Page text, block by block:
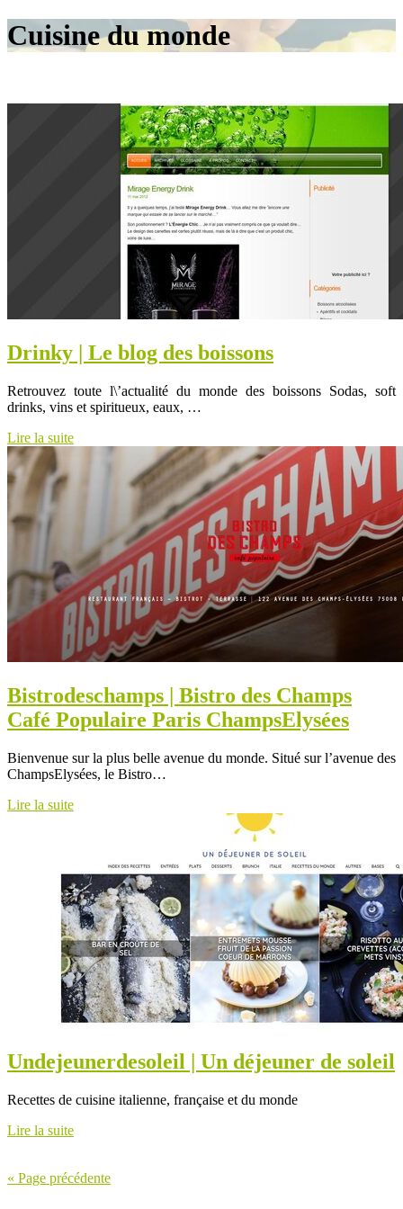
Cuisine du monde
Drinky | Le blog des boissons
Retrouvez toute l\’actualité du monde des boissons Sodas, soft
drinks, vins et spiritueux, eaux, …
Lire la suite
Bistro­deschamps | Bistro des Champs
Café Populaire Paris ChampsElysées
Bienvenue sur la plus belle avenue du monde. Situé sur l’avenue des
ChampsElysées, le Bistro…
Lire la suite
Un­dejeuner­deso­leil | Un déjeuner de soleil
Recettes de cuisine italienne, française et du monde
Lire la suite
« Page précédente